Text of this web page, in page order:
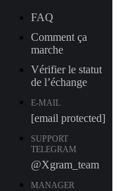
FAQ
Comment ça
marche
Vérifier le statut
de l’échange
E-MAIL
[email protected]
SUPPORT
TELEGRAM
@Xgram_team
MANAGER